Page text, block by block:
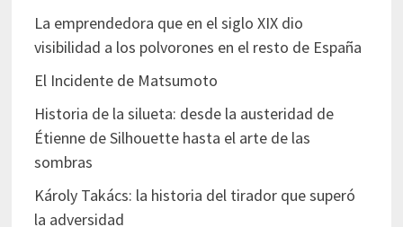
La emprendedora que en el siglo XIX dio
visibilidad a los polvorones en el resto de España
El Incidente de Matsumoto
Historia de la silueta: desde la austeridad de
Étienne de Silhouette hasta el arte de las
sombras
Károly Takács: la historia del tirador que superó
la adversidad